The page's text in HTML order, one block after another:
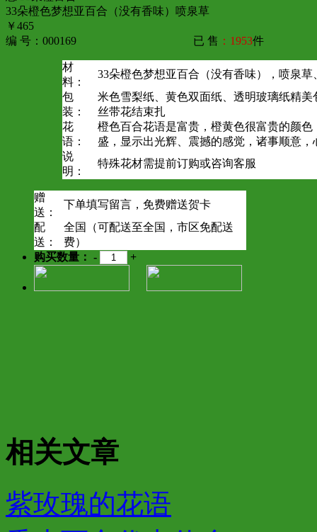
33朵橙色梦想亚百合（没有香味）喷泉草
￥465
编 号：000169
已 售 ：1953件
材
料：
33朵橙色梦想亚百合（没有香味），喷泉草
包
装：
米色雪梨纸、黄色双面纸、透明玻璃纸精美
丝带花结束扎
花
语：
橙色百合花语是富贵，橙黄色很富贵的颜色
盛，显示出光辉、震撼的感觉，诸事顺意，
说
明：
特殊花材需提前订购或咨询客服
赠
送：
下单填写留言，免费赠送贺卡
配
送：
全国（可配送至全国，市区免配送
费）
购买数量： - +
相关文章
紫玫瑰的花语